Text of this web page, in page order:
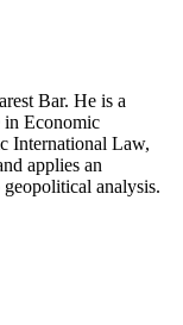
Bar. He is a
in Economic
International Law,
applies an
analysis.